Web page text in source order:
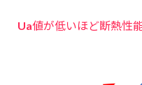
Ua値が低いほど断熱性